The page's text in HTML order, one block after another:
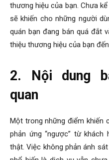
thương hiệu của bạn. Chưa
sẽ khiến cho những người
quán bạn đang bán quá đắt
thiệu thương hiệu của bạn
2. Nội dung
quan
Một trong những điểm khiến
phản ứng “ngược” từ
thật. Việc không phản ánh